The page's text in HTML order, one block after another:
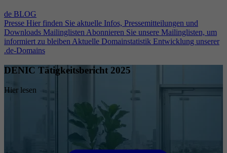
de BLOG
Presse Hier finden Sie aktuelle Infos, Pressemitteilungen und
Downloads Mailinglisten Abonnieren Sie unsere Mailinglisten, um
informiert zu bleiben Aktuelle Domainstatistik Entwicklung unserer
.de-Domains
DENIC Tätigkeitsbericht 2025
Hier lesen